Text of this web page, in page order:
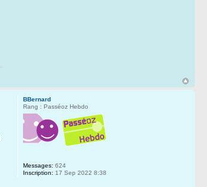
BBernard
Rang : Passéoz Hebdo
Messages: 624
Inscription: 17 Sep 2022 8:38